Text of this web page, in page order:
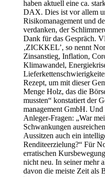
haben aktuell eine ca.
DAX. Dies ist vor allem
Risikomanagement und
verdanken, der
Dank für das Gespräch.
‚ZICKKEL’, so nennt
Zinsanstieg, Inflation,
Klimawandel,
Rezept, um mit dieser
Menge Holz, das die
mussten“ konstatiert der
management GmbH.
Anleger-Fragen: „War
Schwankungen
Aussitzen auch ein
Renditeerzielung?“ Für
erratischen
nicht neu. In seiner mehr
davon die meiste Zeit als